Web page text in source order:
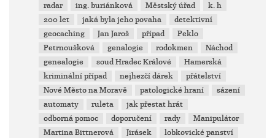
radar
ing. buriánková Městský úřad
k. h
200 let
jaká byla jeho povaha
detektivní
geocaching
Jan Jaroš případ
Peklo
Petrnoušková
genalogie rodokmen
Náchod
genealogie
soud Hradec Králové
Hamerská
kriminální případ
nejhezčí dárek
přátelství
Nové Město na Moravě
patologické hraní
sázení
automaty
ruleta
jak přestat hrát
odborná pomoc
doporučení rady
Manipulátor
Martina Bittnerová
Jirásek
lobkovické panství